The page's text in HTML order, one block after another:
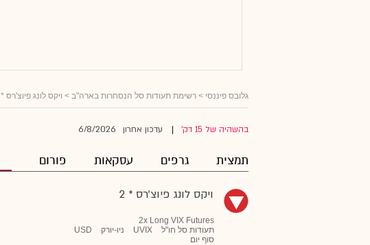
גלובס פיננסי > רשימת תעודות סל הנסחרות בארה"ב > ויקס לונג פיוצ'רס * 2
בהשהיה של 15 דק' עדכון אחרון 6/8/2026
תמצית גרפים עסקאות פורום
ויקס לונג פיוצ'רס * 2
2x Long VIX Futures
תעודות סל חו"ל
UVIX ניו-יורק
USD
סוף יום